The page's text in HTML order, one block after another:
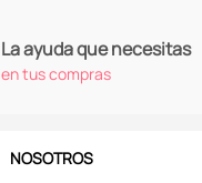
La ayuda que necesitas
en tus compras
NOSOTROS